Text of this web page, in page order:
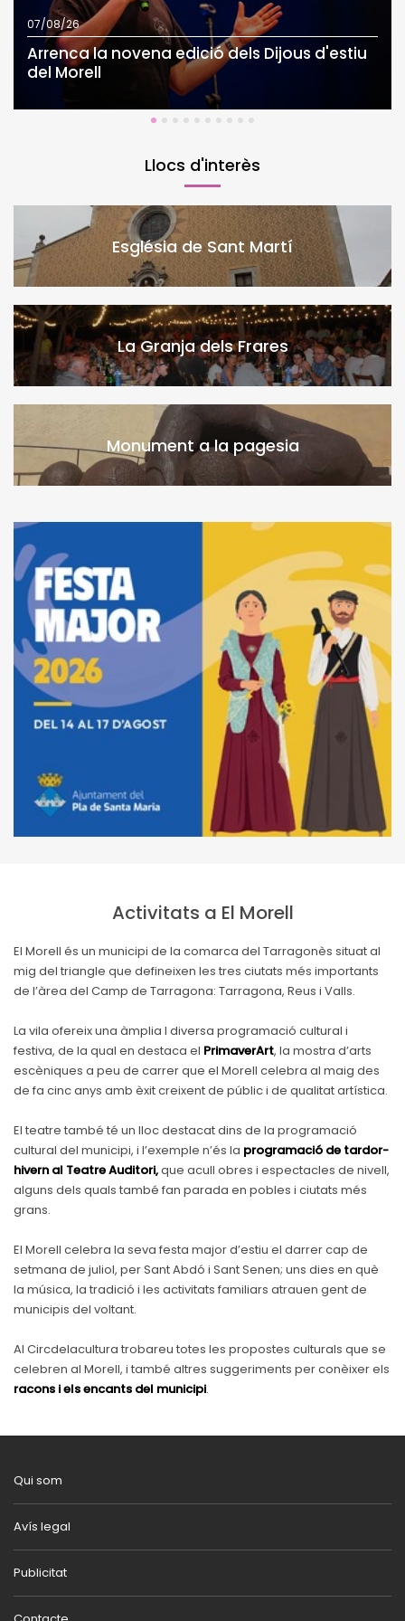
07/08/26
Arrenca la novena edició dels Dijous d'estiu
del Morell
Llocs d'interès
Església de Sant Martí
La Granja dels Frares
Monument a la pagesia
Activitats a El Morell
El Morell és un municipi de la comarca del Tarragonès situat al
mig del triangle que defineixen les tres ciutats més importants
de l’àrea del Camp de Tarragona: Tarragona, Reus i Valls.
La vila ofereix una àmplia I diversa programació cultural i
festiva, de la qual en destaca el PrimaverArt, la mostra d’arts
escèniques a peu de carrer que el Morell celebra al maig des
de fa cinc anys amb èxit creixent de públic i de qualitat artística.
El teatre també té un lloc destacat dins de la programació
cultural del municipi, i l’exemple n’és la programació de tardor-
hivern al Teatre Auditori,que acull obres i espectacles de nivell,
alguns dels quals també fan parada en pobles i ciutats més
grans.
El Morell celebra la seva festa major d’estiu el darrer cap de
setmana de juliol, per Sant Abdó i Sant Senen; uns dies en què
la música, la tradició i les activitats familiars atrauen gent de
municipis del voltant.
Al Circdelacultura trobareu totes les propostes culturals que se
celebren al Morell, i també altres suggeriments per conèixer els
racons i els encants del municipi.
Qui som
Avís legal
Publicitat